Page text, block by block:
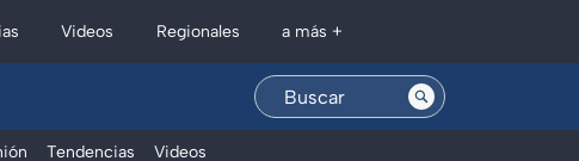
Videos Regionales a más +
Tendencias Videos